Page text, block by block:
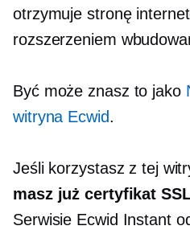
otrzymuje stronę
rozszerzeniem
Być może znasz to jako
witryna Ecwid.
Jeśli korzystasz z tej
masz już certyfikat
Serwisie Ecwid Instant